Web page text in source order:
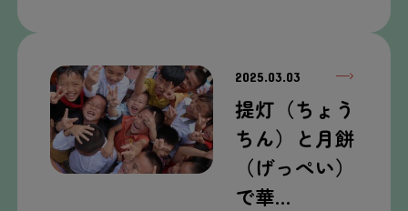
2025.03.03
提灯（ちょう
ちん）と月餅
（げっぺい）
で華…